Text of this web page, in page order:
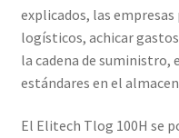
explicados, las
logísticos, achicar
la cadena de suministro,
estándares en el
El Elitech Tlog 100H se